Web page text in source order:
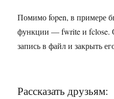
Помимо fopen, в примере
функции — fwrite и fclose.
запись в файл и закрыть
Рассказать друзьям: